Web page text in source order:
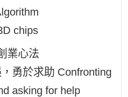
chips
業心法
勇於求助 Confronting
asking for help